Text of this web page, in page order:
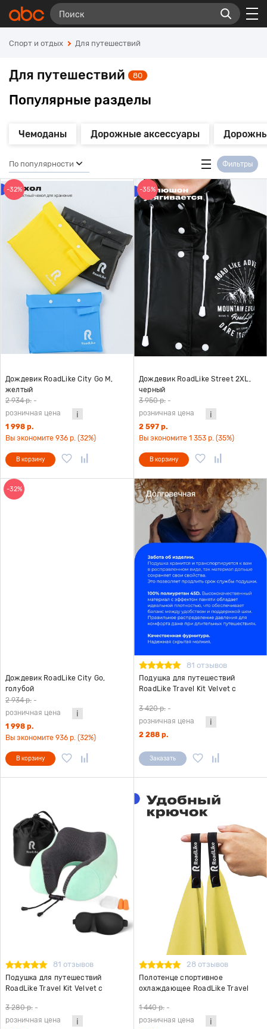
Спорт и отдых Для путешествий
Для путешествий 80
Популярные разделы
Чемоданы Дорожные аксессуары
По популярности Фильтры
-32%
Дождевик RoadLike City Go M,
желтый
2 934 р. -
розничная цена
1 998 р.
Вы экономите 936 р. (32%)
В корзину
-35%
Дождевик RoadLike Street 2XL,
черный
3 950 р. -
розничная цена
2 597 р.
Вы экономите 1 353 р. (35%)
В корзину
-32%
Дождевик RoadLike City Go,
голубой
2 934 р. -
розничная цена
1 998 р.
Вы экономите 936 р. (32%)
В корзину
81 отзывов
Подушка для путешествий
RoadLike Travel Kit Velvet с
3 420 р. -
розничная цена
2 288 р.
Заказать
81 отзывов
Подушка для путешествий
RoadLike Travel Kit Velvet с
3 280 р. -
розничная цена
28 отзывов
Полотенце спортивное
охлаждающее RoadLike Travel
1 440 р. -
розничная цена